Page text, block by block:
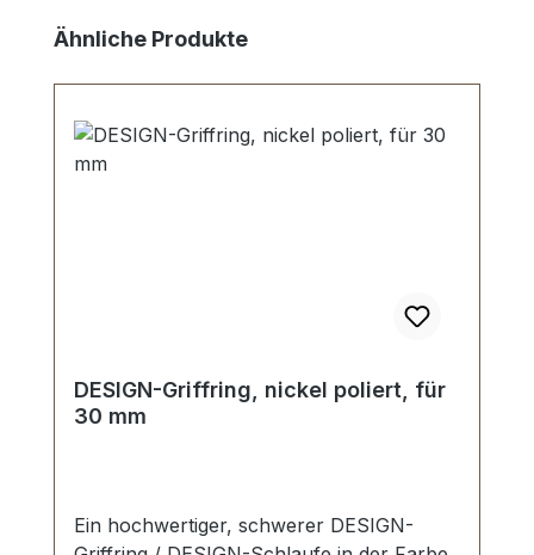
Produktgalerie überspringen
Ähnliche Produkte
DESIGN-Griffring, nickel poliert, für
30 mm
Ein hochwertiger, schwerer DESIGN-